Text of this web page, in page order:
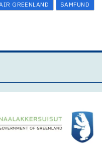
GREENLAND SAMFUND